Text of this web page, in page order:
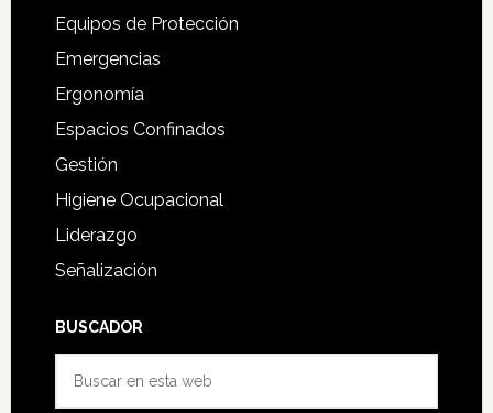
Equipos de Protección
Emergencias
Ergonomía
Espacios Confinados
Gestión
Higiene Ocupacional
Liderazgo
Señalización
BUSCADOR